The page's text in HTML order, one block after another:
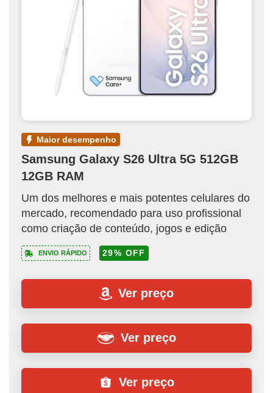
maior desempenho
Samsung Galaxy S26 Ultra 5G 512GB
12GB RAM
Um dos melhores e mais potentes celulares do
mercado, recomendado para uso profissional
como criação de conteúdo, jogos e edição
ENVIO RÁPIDO 29% OFF
Ver preço
Ver preço
Ver preço